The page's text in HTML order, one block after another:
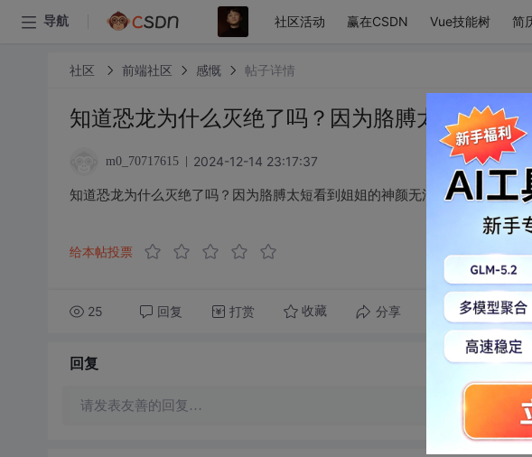
导航 社区活动 赢在CSDN Vue技能树 简
社区 前端社区 感慨 帖子详情
知道恐龙为什么灭绝了吗？因为胳膊太短看到姐
m0_70717615 2024-12-14 23:17:37
知道恐龙为什么灭绝了吗？因为胳膊太短看到姐姐的神颜无法鼓掌
给本帖投票
25 回复 打赏 收藏 分享 转发到动态
回复
请发表友善的回复…